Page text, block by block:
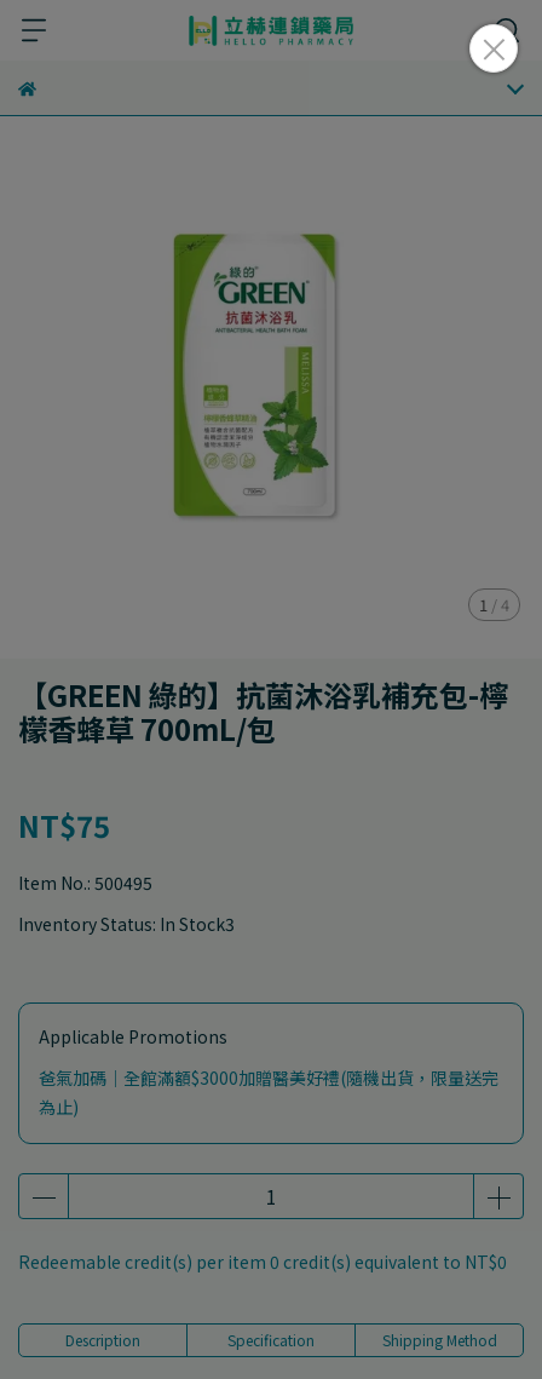
1 /4
【GREEN 綠的】抗菌沐浴乳補充包-檸
檬香蜂草 700mL/包
NT$75
Item No.: 500495
Inventory Status: In Stock3
Applicable Promotions
爸氣加碼｜全館滿額$3000加贈醫美好禮(隨機出貨，限量送完
為止)
Redeemable credit(s) per item 0 credit(s) equivalent to NT$0
Description Specification Shipping Method